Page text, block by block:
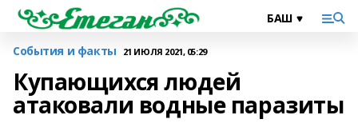
События и факты 21 ИЮЛЯ 2021, 05:29
Купающихся людей
атаковали водные паразиты